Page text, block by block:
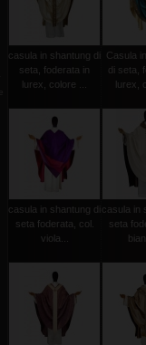
casula in shantung di
seta, foderata in
lurex, colore ...
Casula
di seta,
lurex,
casula in shantung di
seta foderata, col.
viola...
casula in
seta